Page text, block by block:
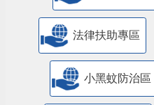
法律扶助專區
小黑蚊防治區